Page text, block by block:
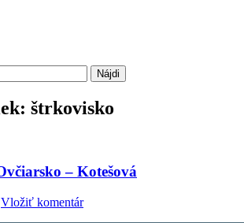
štrkovisko
– Kotešová
Vložiť komentár